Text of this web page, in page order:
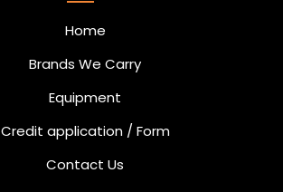
Home
Brands We Carry
Equipment
Credit application / Form
Contact Us